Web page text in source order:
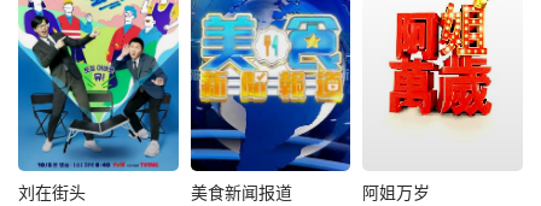
刘在街头 美食新闻报道 阿姐万岁